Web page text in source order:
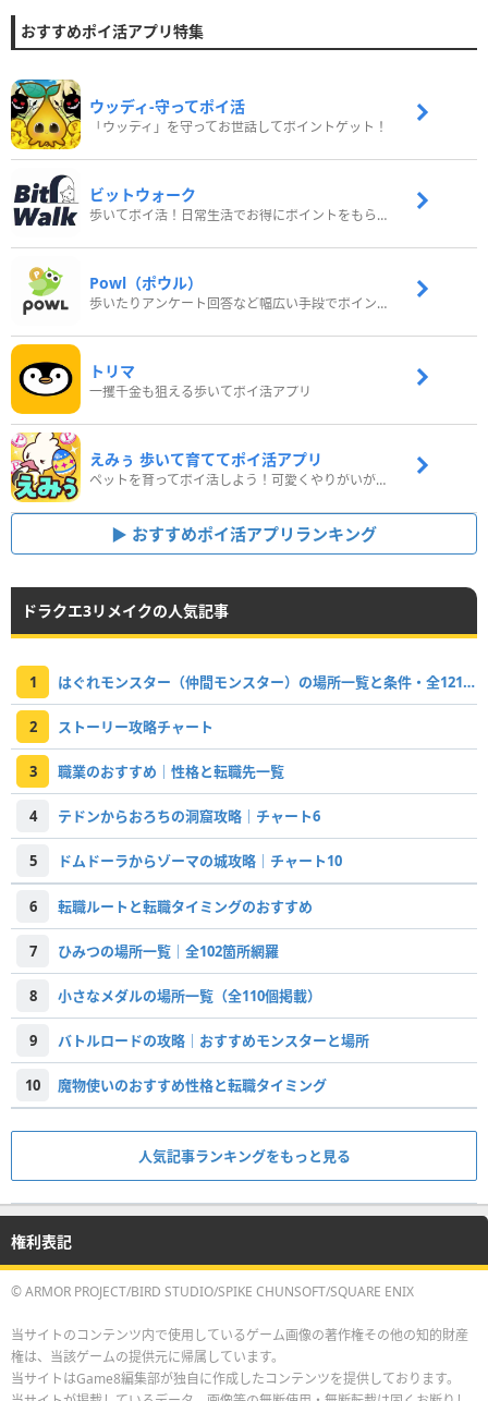
おすすめポイ活アプリ特集
ウッディ‐守ってポイ活
「ウッディ」を守ってお世話してポイントゲット！
ビットウォーク
歩いてポイ活！日常生活でお得にポイントをもらおう
Powl（ポウル）
歩いたりアンケート回答など幅広い手段でポイントをゲット
トリマ
一攫千金も狙える歩いてポイ活アプリ
えみぅ 歩いて育ててポイ活アプリ
ペットを育ってポイ活しよう！可愛くやりがいがある新感覚アプリ
おすすめポイ活アプリランキング
ドラクエ3リメイクの人気記事
1 はぐれモンスター（仲間モンスター）の場所一覧と条件・全121体掲載
2 ストーリー攻略チャート
3 職業のおすすめ｜性格と転職先一覧
4 テドンからおろちの洞窟攻略｜チャート6
5 ドムドーラからゾーマの城攻略｜チャート10
6 転職ルートと転職タイミングのおすすめ
7 ひみつの場所一覧｜全102箇所網羅
8 小さなメダルの場所一覧（全110個掲載）
9 バトルロードの攻略｜おすすめモンスターと場所
10 魔物使いのおすすめ性格と転職タイミング
人気記事ランキングをもっと見る
権利表記
© ARMOR PROJECT/BIRD STUDIO/SPIKE CHUNSOFT/SQUARE ENIX
当サイトのコンテンツ内で使用しているゲーム画像の著作権その他の知的財産
権は、当該ゲームの提供元に帰属しています。
当サイトはGame8編集部が独自に作成したコンテンツを提供しております。